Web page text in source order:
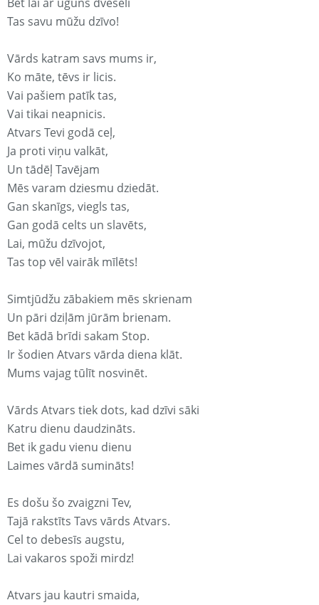
Tas savu mūžu dzīvo!
Vārds katram savs mums ir,
Ko māte, tēvs ir licis.
Vai pašiem patīk tas,
Vai tikai neapnicis.
Atvars Tevi godā ceļ,
Ja proti viņu valkāt,
Un tādēļ Tavējam
Mēs varam dziesmu dziedāt.
Gan skanīgs, viegls tas,
Gan godā celts un slavēts,
Lai, mūžu dzīvojot,
Tas top vēl vairāk mīlēts!
Simtjūdžu zābakiem mēs skrienam
Un pāri dziļām jūrām brienam.
Bet kādā brīdi sakam Stop.
Ir šodien Atvars vārda diena klāt.
Mums vajag tūlīt nosvinēt.
Vārds Atvars tiek dots, kad dzīvi sāki
Katru dienu daudzināts.
Bet ik gadu vienu dienu
Laimes vārdā sumināts!
Es došu šo zvaigzni Tev,
Tajā rakstīts Tavs vārds Atvars.
Cel to debesīs augstu,
Lai vakaros spoži mirdz!
Atvars jau kautri smaida,